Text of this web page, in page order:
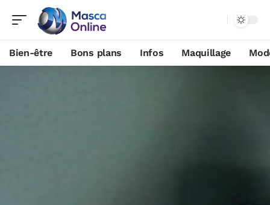
Bien-être Bons plans Infos Maquillage